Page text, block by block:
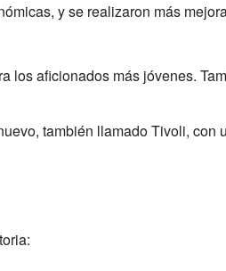
y se realizaron más
los aficionados más jóvenes.
también llamado Tivoli, con